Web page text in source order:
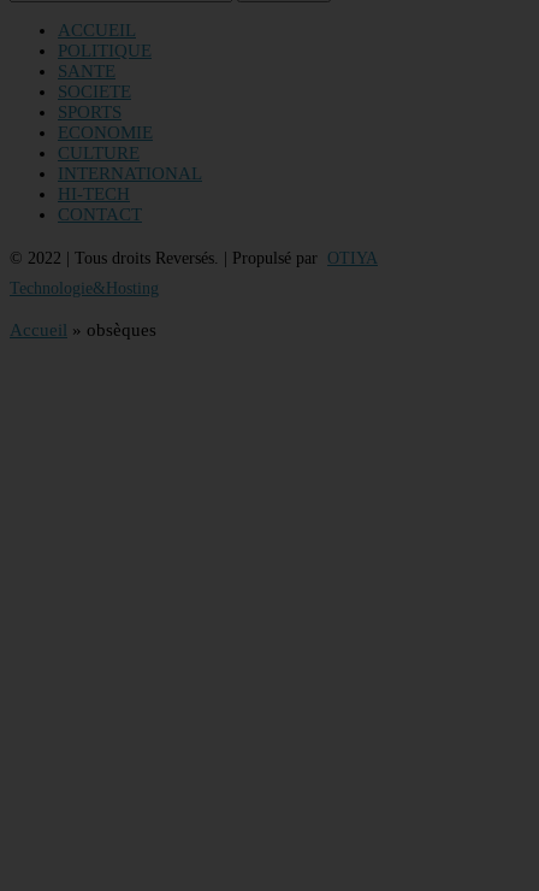
ACCUEIL
POLITIQUE
SANTE
SOCIETE
SPORTS
ECONOMIE
CULTURE
INTERNATIONAL
HI-TECH
CONTACT
© 2022 | Tous droits Reversés. | Propulsé par OTIYA
Technologie&Hosting
Accueil » obsèques